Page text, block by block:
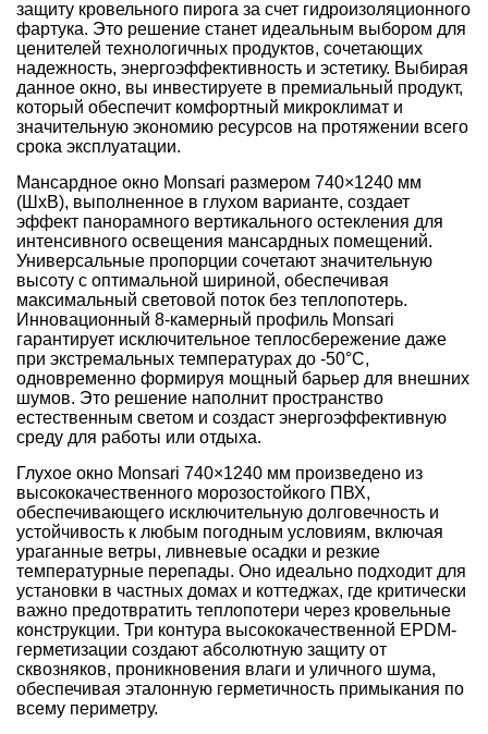
защиту кровельного пирога за счет гидроизоляционного
фартука. Это решение станет идеальным выбором для
ценителей технологичных продуктов, сочетающих
надежность, энергоэффективность и эстетику. Выбирая
данное окно, вы инвестируете в премиальный продукт,
который обеспечит комфортный микроклимат и
значительную экономию ресурсов на протяжении всего
срока эксплуатации.
Мансардное окно Monsari размером 740×1240 мм
(ШхВ), выполненное в глухом варианте, создает
эффект панорамного вертикального остекления для
интенсивного освещения мансардных помещений.
Универсальные пропорции сочетают значительную
высоту с оптимальной шириной, обеспечивая
максимальный световой поток без теплопотерь.
Инновационный 8-камерный профиль Monsari
гарантирует исключительное теплосбережение даже
при экстремальных температурах до -50°C,
одновременно формируя мощный барьер для внешних
шумов. Это решение наполнит пространство
естественным светом и создаст энергоэффективную
среду для работы или отдыха.
Глухое окно Monsari 740×1240 мм произведено из
высококачественного морозостойкого ПВХ,
обеспечивающего исключительную долговечность и
устойчивость к любым погодным условиям, включая
ураганные ветры, ливневые осадки и резкие
температурные перепады. Оно идеально подходит для
установки в частных домах и коттеджах, где критически
важно предотвратить теплопотери через кровельные
конструкции. Три контура высококачественной EPDM-
герметизации создают абсолютную защиту от
сквозняков, проникновения влаги и уличного шума,
обеспечивая эталонную герметичность примыкания по
всему периметру.